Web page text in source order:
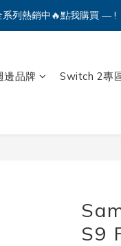
系列熱銷中🔥點我購買 — !
新好友領優惠券！🎫
邊品牌 Switch 2專
S9